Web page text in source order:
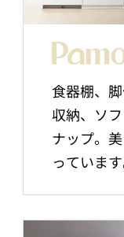
食器棚、
収納、ソ
ナップ。
っています